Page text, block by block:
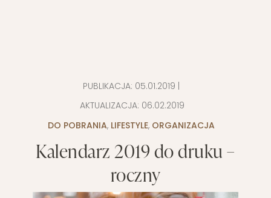
PUBLIKACJA: 05.01.2019 |
AKTUALIZACJA: 06.02.2019
DO POBRANIA, LIFESTYLE, ORGANIZACJA
Kalendarz 2019 do druku –
roczny